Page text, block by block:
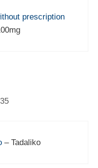
prescription
– Tadaliko